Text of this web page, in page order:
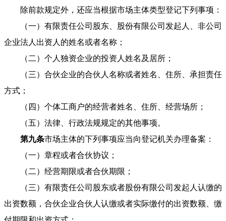
除前款规定外，还应当根据市场主体类型登记下列事项：
（一）有限责任公司股东、股份有限公司发起人、非公司
企业法人出资人的姓名或者名称；
（二）个人独资企业的投资人姓名及居所；
（三）合伙企业的合伙人名称或者姓名、住所、承担责任
方式；
（四）个体工商户的经营者姓名、住所、经营场所；
（五）法律、行政法规规定的其他事项。
第九条市场主体的下列事项应当向登记机关办理备案：
（一）章程或者合伙协议；
（二）经营期限或者合伙期限；
（三）有限责任公司股东或者股份有限公司发起人认缴的
出资数额，合伙企业合伙人认缴或者实际缴付的出资数额、缴